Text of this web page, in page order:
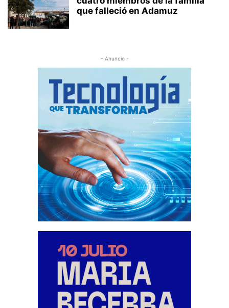
que falleció en Adamuz
- Anuncio -